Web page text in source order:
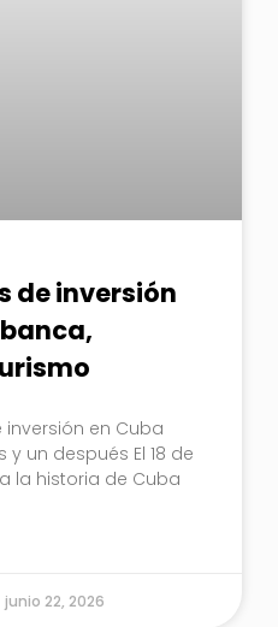
de inversión
en Cuba
un después El 18 de
la historia de Cuba
junio 22, 2026